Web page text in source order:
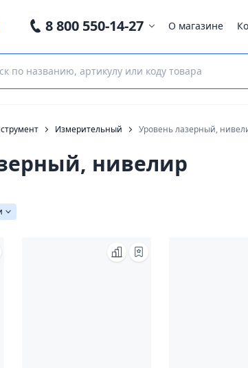
8 800 550-14-27 О магазине
Измерительный Уровень лазерный,
нивелир